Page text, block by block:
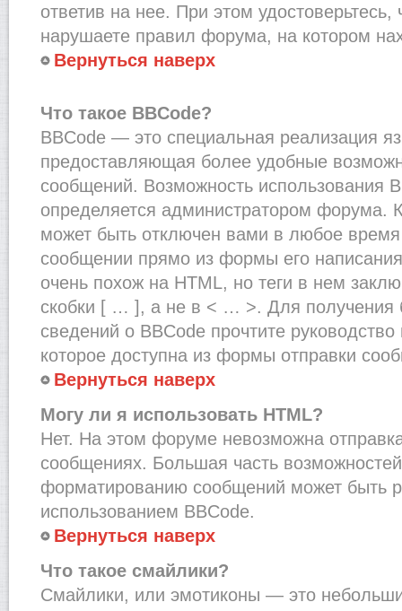
ответив на нее. При этом
нарушаете правил форума, на котором
Вернуться наверх
Что такое BBCode?
BBCode — это специальная реализация
предоставляющая более удобные
сообщений. Возможность использования
определяется администратором форума.
может быть отключен вами в любое
сообщении прямо из формы его
очень похож на HTML, но теги в нем
скобки [ … ], а не в < … >. Для получения
сведений о BBCode прочтите
которое доступна из формы отправки
Вернуться наверх
Могу ли я использовать HTML?
Нет. На этом форуме невозможна
сообщениях. Большая часть
форматированию сообщений может быть
использованием BBCode.
Вернуться наверх
Что такое смайлики?
Смайлики, или эмотиконы — это